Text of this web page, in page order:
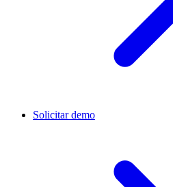
Solicitar demo